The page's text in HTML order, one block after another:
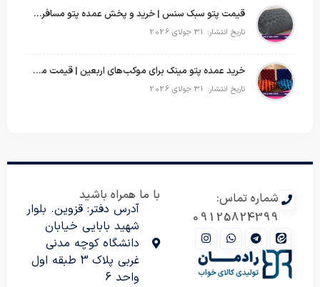
قیمت پتو سبک سنس | خرید و پخش عمده پتو مسافرتی Sense
تاریخ انتشار: 31 جولای 2026
خرید عمده پتو مینک برای موکب‌های اربعین | قیمت مناسب و ارسال سریع
تاریخ انتشار: 31 جولای 2026
شماره تماس:
09125824399
با ما همراه باشید
آدرس دفتر: قزوین. بلوار
شهید بابایی خیابان
دانشگاه کوچه مدنی
غربی پلاک 3 طبقه اول
واحد 6